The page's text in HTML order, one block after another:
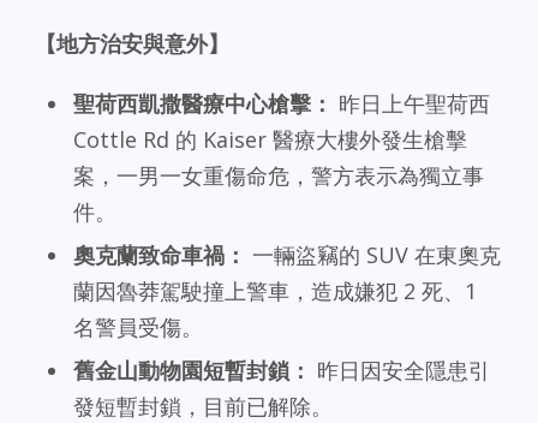
【地方治安與意外】
聖荷西凱撒醫療中心槍擊： 昨日上午聖荷西
Cottle Rd 的 Kaiser 醫療大樓外發生槍擊
案，一男一女重傷命危，警方表示為獨立事
件。
奧克蘭致命車禍： 一輛盜竊的 SUV 在東奧克
蘭因魯莽駕駛撞上警車，造成嫌犯 2 死、1
名警員受傷。
舊金山動物園短暫封鎖： 昨日因安全隱患引
發短暫封鎖，目前已解除。